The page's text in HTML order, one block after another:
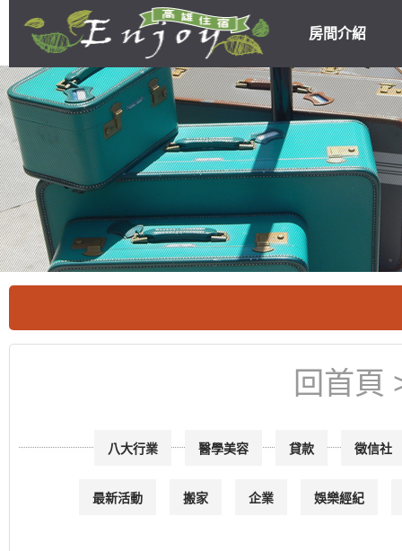
房間介紹
高雄民宿住宿
優惠
回首頁
徵信社
貸款
醫學美容
八大行業
娛樂經紀
企業
搬家
最新活動